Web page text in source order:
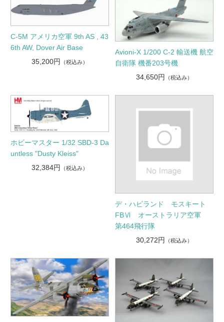
C-5M アメリカ空軍 9th AS , 43
6th AW, Dover Air Base
35,200円
（税込み）
Avioni-X 1/200 C-2 輸送機 航空
自衛隊 機番203号機
34,650円
（税込み）
ホビーマスター 1/32 SBD-3 Da
untless "Dusty Kleiss"
32,384円
（税込み）
デ・ハビランド モスキート
FBⅥ オーストラリア空軍
第464飛行隊
30,272円
（税込み）